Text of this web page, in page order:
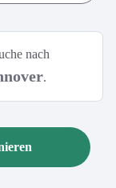
nach
.